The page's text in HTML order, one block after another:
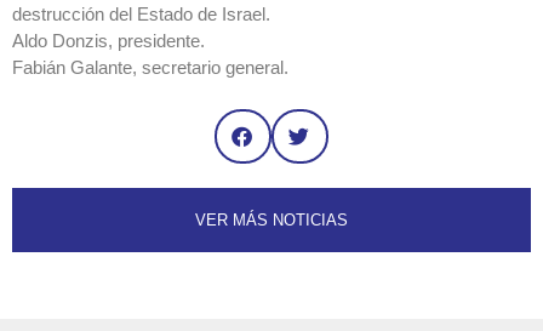
destrucción del Estado de Israel.
Aldo Donzis, presidente.
Fabián Galante, secretario general.
VER MÁS NOTICIAS